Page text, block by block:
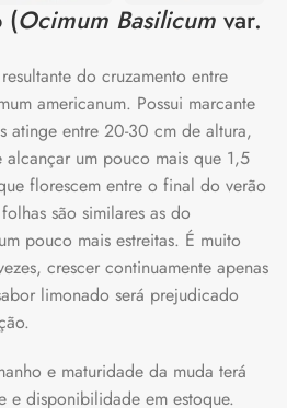
(Ocimum Basilicum var.
do cruzamento entre
americanum. Possui marcante
atinge entre 20-30 cm de altura,
um pouco mais que 1,5
florescem entre o final do verão
são similares as do
pouco mais estreitas. É muito
crescer continuamente apenas
limonado será prejudicado
e maturidade da muda terá
e disponibilidade em estoque.